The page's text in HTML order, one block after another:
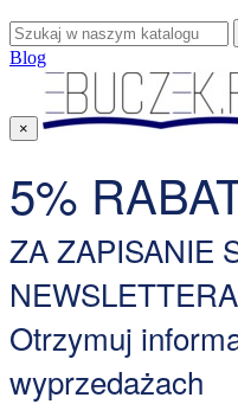
Blog
×
5%
ZA ZAPISANIE
NEWSLETTERA
Otrzymuj
wyprzedażach